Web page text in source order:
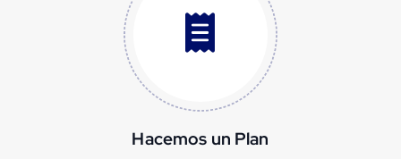
Hacemos un Plan